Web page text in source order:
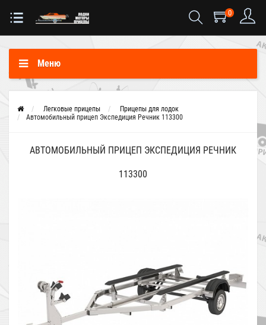
0
Меню
Легковые прицепы
Прицепы для лодок
Автомобильный прицеп Экспедиция Речник 113300
АВТОМОБИЛЬНЫЙ ПРИЦЕП ЭКСПЕДИЦИЯ РЕЧНИК
113300